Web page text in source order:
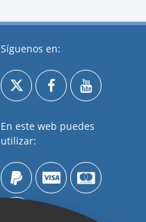
Síguenos en:
En este web puedes
utilizar: